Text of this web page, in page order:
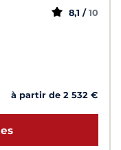
8,1 / 10
à partir de 2 532 €